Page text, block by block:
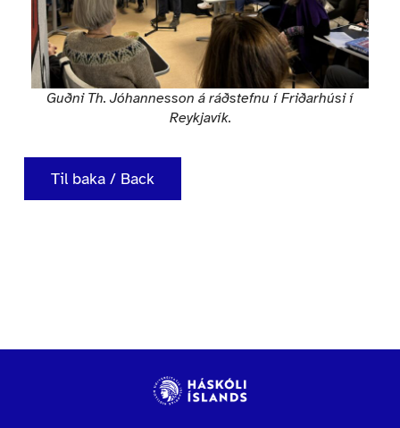
Guðni Th. Jóhannesson á ráðstefnu í Friðarhúsi í
Reykjavík.
Til baka / Back